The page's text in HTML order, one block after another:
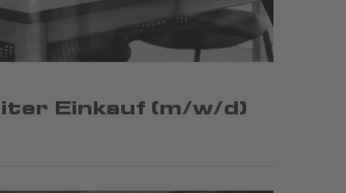
Einkauf (m/w/d)